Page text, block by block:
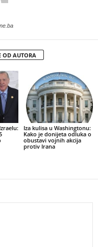
OD AUTORA
​Iza kulisa u Washingtonu:
Kako je donijeta odluka o
obustavi vojnih akcija
protiv Irana